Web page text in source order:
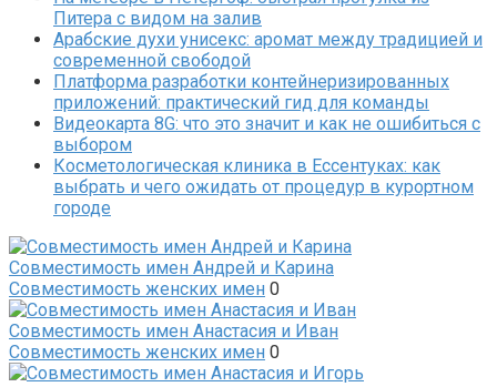
Питера с видом на залив
Арабские духи унисекс: аромат между традицией и
современной свободой
Платформа разработки контейнеризированных
приложений: практический гид для команды
Видеокарта 8G: что это значит и как не ошибиться с
выбором
Косметологическая клиника в Ессентуках: как
выбрать и чего ожидать от процедур в курортном
городе
Совместимость имен Андрей и Карина
Совместимость женских имен 0
Совместимость имен Анастасия и Иван
Совместимость женских имен 0